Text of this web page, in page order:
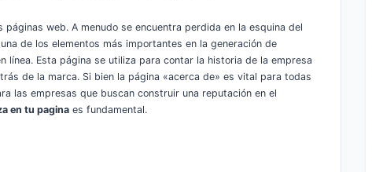
web. A menudo se encuentra perdida en la esquina del
de los elementos más importantes en la generación de
línea. Esta página se utiliza para contar la historia de la empresa
de la marca. Si bien la página «acerca de» es vital para todas
las empresas que buscan construir una reputación en el
en tu pagina es fundamental.